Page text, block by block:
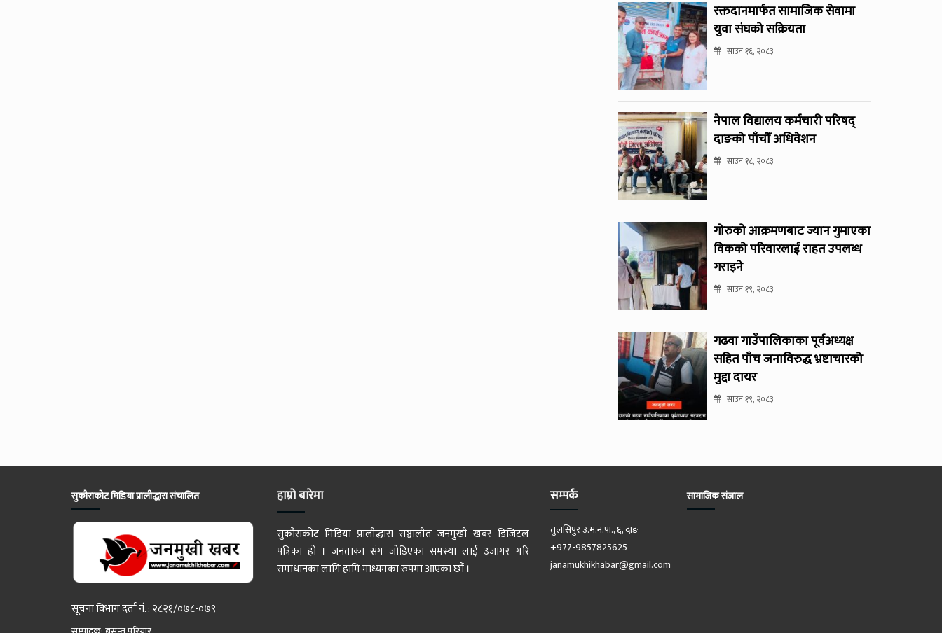
रक्तदानमार्फत सामाजिक सेवामा
युवा संघको सक्रियता
साउन १६, २०८३
नेपाल विद्यालय कर्मचारी परिषद्
दाङको पाँचौँ अधिवेशन
साउन १८, २०८३
गोरुको आक्रमणबाट ज्यान गुमाएका
विकको परिवारलाई राहत उपलब्ध
गराइने
साउन १९, २०८३
गढवा गाउँपालिकाका पूर्वअध्यक्ष
सहित पाँच जनाविरुद्ध भ्रष्टाचारको
मुद्दा दायर
साउन १९, २०८३
सुकौराकोट मिडिया प्रालीद्धारा संचालित
सूचना विभाग दर्ता नं. : २८२१/०७८-०७९
हाम्रो बारेमा
सुकौराकोट मिडिया प्रालीद्धारा सञ्चालीत जनमुखी खबर डिजिटल
पत्रिका हो । जनताका संग जोडिएका समस्या लाई उजागर गरि
समाधानका लागि हामि माध्यमका रुपमा आएका छौं ।
सम्पर्क
तुलसिपुर उ.म.न.पा., ६, दाङ
+977-9857825625
janamukhikhabar@gmail.com
सामाजिक संजाल